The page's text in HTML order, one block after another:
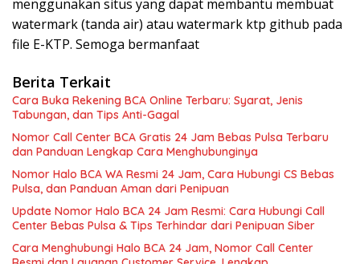
menggunakan situs yang dapat membantu membuat
watermark (tanda air) atau watermark ktp github pada
file E-KTP. Semoga bermanfaat
Berita Terkait
Cara Buka Rekening BCA Online Terbaru: Syarat, Jenis
Tabungan, dan Tips Anti-Gagal
Nomor Call Center BCA Gratis 24 Jam Bebas Pulsa Terbaru
dan Panduan Lengkap Cara Menghubunginya
Nomor Halo BCA WA Resmi 24 Jam, Cara Hubungi CS Bebas
Pulsa, dan Panduan Aman dari Penipuan
Update Nomor Halo BCA 24 Jam Resmi: Cara Hubungi Call
Center Bebas Pulsa & Tips Terhindar dari Penipuan Siber
Cara Menghubungi Halo BCA 24 Jam, Nomor Call Center